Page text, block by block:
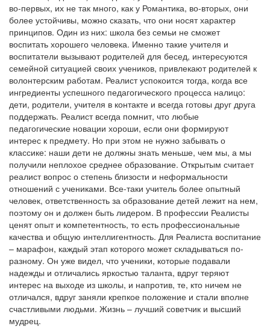
во-первых, их не так много, как у Романтика, во-вторых, они
более устойчивы, можно сказать, что они носят характер
принципов. Один из них: школа без семьи не сможет
воспитать хорошего человека. Именно такие учителя и
воспитатели вызывают родителей для бесед, интересуются
семейной ситуацией своих учеников, привлекают родителей к
волонтерским работам. Реалист успокоится тогда, когда все
ингредиенты успешного педагогического процесса налицо:
дети, родители, учителя в контакте и всегда готовы друг друга
поддержать. Реалист всегда помнит, что любые
педагогические новации хороши, если они формируют
интерес к предмету. Но при этом не нужно забывать о
классике: наши дети не должны знать меньше, чем мы, а мы
получили неплохое среднее образование. Открытым считает
реалист вопрос о степень близости и неформальности
отношений с учениками. Все-таки учитель более опытный
человек, ответственность за образование детей лежит на нем,
поэтому он и должен быть лидером. В профессии Реалисты
ценят опыт и компетентность, то есть профессиональные
качества и общую интеллигентность. Для Реалиста воспитание
– марафон, каждый этап которого может складываться по-
разному. Он уже видел, что ученики, которые подавали
надежды и отличались яркостью таланта, вдруг теряют
интерес на выходе из школы, и напротив, те, кто ничем не
отличался, вдруг заняли крепкое положение и стали вполне
счастливыми людьми. Жизнь – лучший советчик и высший
мудрец.